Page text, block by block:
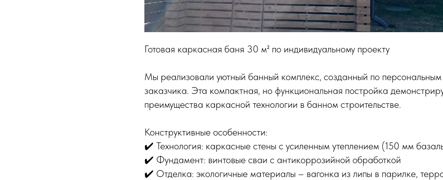
Готовая каркасная баня 30 м² по индивидуальному проекту
Мы реализовали уютный банный комплекс, созданный по
заказчика. Эта компактная, но функциональная постройка
преимущества каркасной технологии в банном строительстве.
Конструктивные особенности:
✔️ Технология: каркасные стены с усиленным утеплением (150 мм
✔️ Фундамент: винтовые сваи с антикоррозийной обработкой
✔️ Отделка: экологичные материалы – вагонка из липы в парилке,